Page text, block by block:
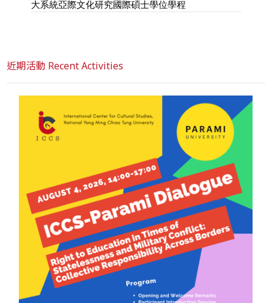
大系統亞際文化研究國際碩士學位學程
近期活動 Recent Activities